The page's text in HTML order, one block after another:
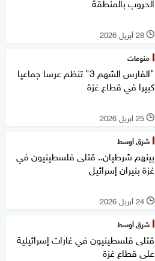
l 28 أبريل 2026
منوعات
"الفارس الشهم 3" تنظم عرسا جماعيا
كبيرا في قطاع غزة
l 25 أبريل 2026
شرق أوسط
بينهم شرطيان.. قتلى فلسطينيون في
غزة بنيران إسرائيل
l 24 أبريل 2026
شرق أوسط
قتلى فلسطينيون في غارات إسرائيلية
على قطاع غزة